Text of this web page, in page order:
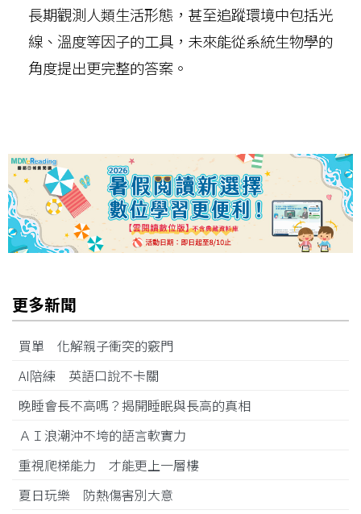
長期觀測人類生活形態，甚至追蹤環境中包括光
線、溫度等因子的工具，未來能從系統生物學的
角度提出更完整的答案。
更多新聞
買單 化解親子衝突的竅門
AI陪練 英語口說不卡關
晚睡會長不高嗎？揭開睡眠與長高的真相
ＡＩ浪潮沖不垮的語言軟實力
重視爬梯能力 才能更上一層樓
夏日玩樂 防熱傷害別大意